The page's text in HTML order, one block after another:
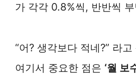
가 각각 0.8%씩, 반반씩
“어? 생각보다 적네?” 라
여기서 중요한 점은 ‘월 보